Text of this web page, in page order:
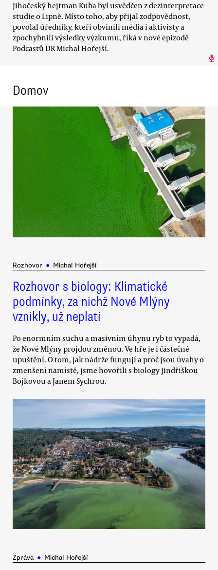
Jihočeský hejtman Kuba byl usvědčen z dezinterpretace
studie o Lipně. Místo toho, aby přijal zodpovědnost,
povolal úředníky, kteří obvinili média i aktivisty a
zpochybnili výsledky výzkumu, říká v nové epizodě
Podcastů DR Michal Hořejší.
Domov
Rozhovor ● Michal Hořejší
Rozhovor s biology: Klimatické
podmínky, za nichž Nové Mlýny
vznikly, už neplatí
Po enormním suchu a masivním úhynu ryb to vypadá,
že Nové Mlýny projdou změnou. Ve hře je i částečné
upuštění. O tom, jak nádrže fungují a proč jsou úvahy o
zmenšení namístě, jsme hovořili s biology Jindřiškou
Bojkovou a Janem Sychrou.
Zpráva ● Michal Hořejší